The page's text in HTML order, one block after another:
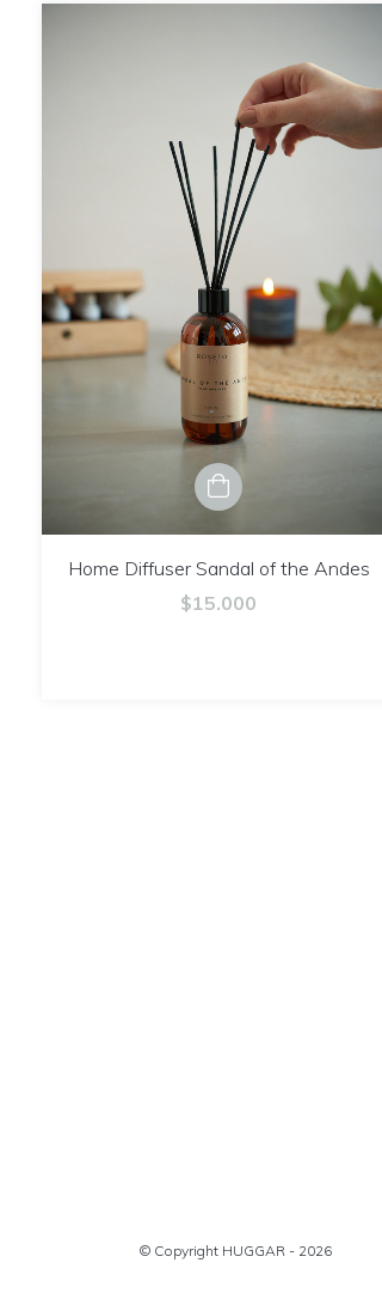
Home Diffuser Sandal of the Andes
$15.000
© Copyright HUGGAR - 2026